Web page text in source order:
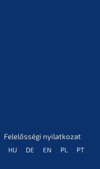
Felelős­sé­gi nyilatkozat
HU DE EN PL
PT